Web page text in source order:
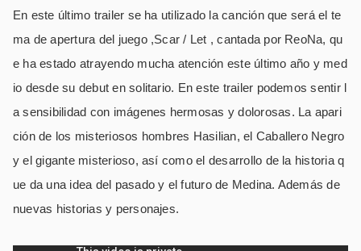
En este último trailer se ha utilizado la canción que será el te
ma de apertura del juego ,Scar / Let , cantada por ReoNa, qu
e ha estado atrayendo mucha atención este último año y med
io desde su debut en solitario. En este trailer podemos sentir l
a sensibilidad con imágenes hermosas y dolorosas. La apari
ción de los misteriosos hombres Hasilian, el Caballero Negro
y el gigante misterioso, así como el desarrollo de la historia q
ue da una idea del pasado y el futuro de Medina. Además de
nuevas historias y personajes.